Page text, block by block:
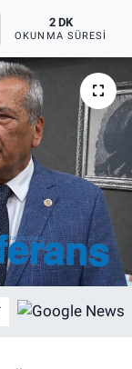
2 DK
OKUNMA SÜRESI